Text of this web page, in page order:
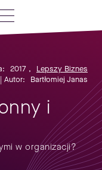
2017 ,
Lepszy Biznes
| Autor:
Bartłomiej Janas
i
w organizacji?